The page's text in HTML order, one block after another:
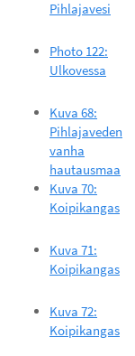
Pihlajavesi
Photo 122:
Ulkovessa
Kuva 68:
Pihlajaveden
vanha
hautausmaa
Kuva 70:
Koipikangas
Kuva 71:
Koipikangas
Kuva 72:
Koipikangas